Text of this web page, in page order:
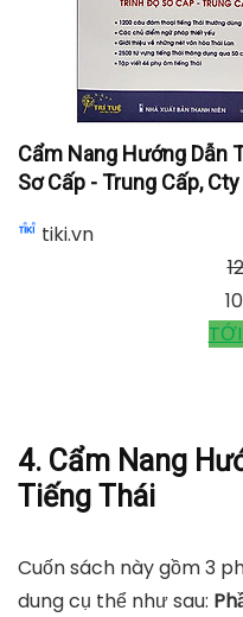
Cẩm Nang Hướng Dẫn
Sơ Cấp - Trung Cấp,
tiki.vn
4. Cẩm Nang
Tiếng Thái
Cuốn sách này gồm 3
dung cụ thể như sau: